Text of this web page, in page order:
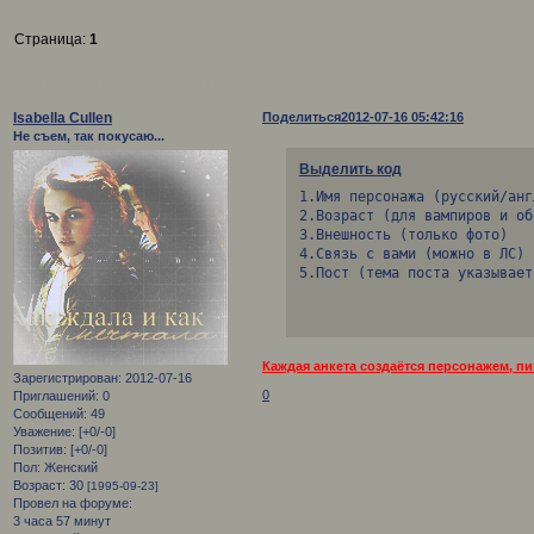
Страница:1
Поделиться2012-07-16 05:42:16
Isabella Cullen
Не съем, так покусаю...
Зарегистрирован: 2012-07-16
Приглашений: 0
Сообщений: 49
Уважение: [+0/-0]
Позитив: [+0/-0]
Пол: Женский
Возраст: 30 [1995-09-23]
Провел на форуме:
3 часа 57 минут
Выделить код
1.Имя персонажа (русский/
2.Возраст (для вампиров и
3.Внешность (только фото)
4.Связь с вами (можно в ЛС)
5.Пост (тема поста
Каждая анкета создаётся персонажем,
0